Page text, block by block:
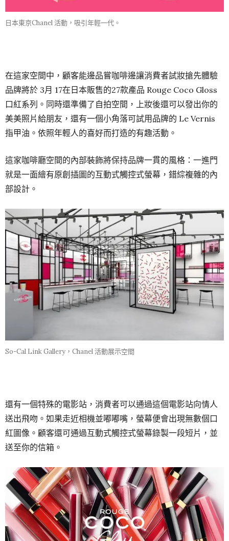
日本東京Chanel 活動，吸引年輕一代。
在這家空間中，顧客能邊品嘗咖啡邊讓消費者試妝搶先體驗
品牌將於 3月 17在日本販售的27款產品 Rouge Coco Gloss
口紅系列。同時還準備了自拍空間，上妝後還可以發出你的
美美照片給朋友，還有一個小角落可試用品牌的 Le Vernis
指甲油。依照年輕人的喜好而打造的有趣活動。
這家咖啡廳空間的內部裝飾將保持品牌一貫的風格：一進門
就是一面繪有原創插圖的互動式觸控式螢幕，錯綜複雜的內
部設計。
So-Cal Link Gallery，Chanel 活動展示空間
還有一個特殊的電影站，消費者可以通過這個電影站向情人
送出飛吻。如果走近相機並嘟嘟嘴，螢幕便會出現無數個口
紅圖像。顧客還可通過互動式觸控式螢幕錄製一段短片，並
送至你的信箱。